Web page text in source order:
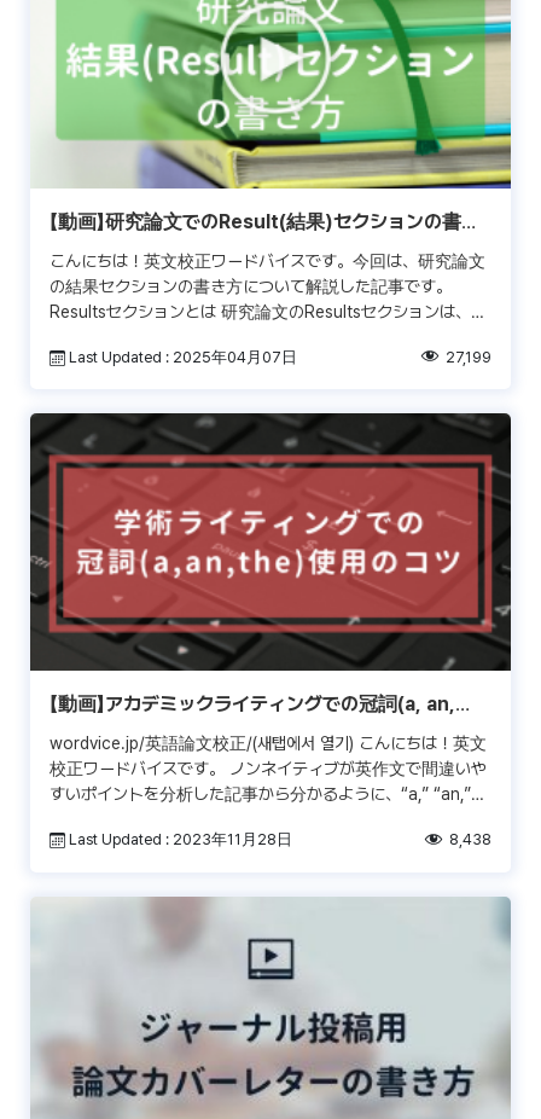
【動画】研究論文でのResult(結果)セクションの書き
方
こんにちは！英文校正ワードバイスです。今回は、研究論文
の結果セクションの書き方について解説した記事です。
Resultsセクションとは 研究論文のResultsセクションは、研
Last Updated : 2025年04月07日 27,199
【動画】アカデミックライティングでの冠詞(a, an,
the)の使い方
wordvice.jp/英語論文校正/(새탭에서 열기) こんにちは！英文
校正ワードバイスです。 ノンネイティブが英作文で間違いや
すいポイントを分析した記事から分かるように、“a,” “an,”
Last Updated : 2023年11月28日 8,438